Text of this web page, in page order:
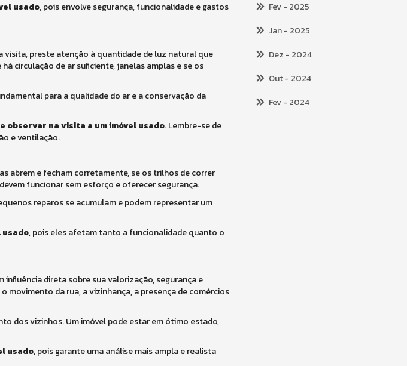
usado, pois envolve segurança, funcionalidade e gastos
visita, preste atenção à quantidade de luz natural que
circulação de ar suficiente, janelas amplas e se os
para a qualidade do ar e a conservação da
observar na visita a um imóvel usado. Lembre-se de
e ventilação.
abrem e fecham corretamente, se os trilhos de correr
funcionar sem esforço e oferecer segurança.
reparos se acumulam e podem representar um
usado, pois eles afetam tanto a funcionalidade quanto o
direta sobre sua valorização, segurança e
movimento da rua, a vizinhança, a presença de comércios
dos vizinhos. Um imóvel pode estar em ótimo estado,
usado, pois garante uma análise mais ampla e realista
Fev- 2025
Jan- 2025
Dez - 2024
Out- 2024
Fev- 2024